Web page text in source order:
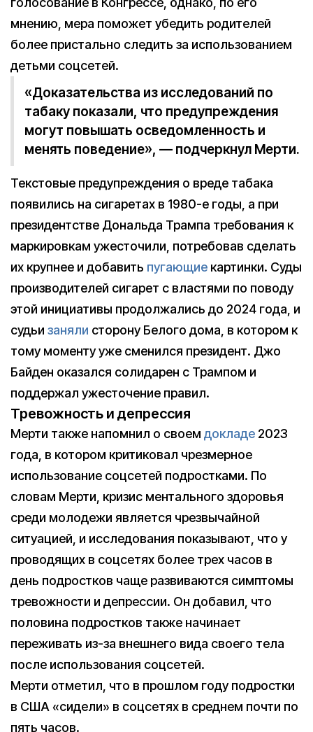
мнению, мера поможет убедить родителей
более пристально следить за использованием
детьми соцсетей.
«Доказательства из исследований по
табаку показали, что предупреждения
могут повышать осведомленность и
менять поведение», — подчеркнул Мерти.
Текстовые предупреждения о вреде табака
появились на сигаретах в 1980-е годы, а при
президентстве Дональда Трампа требования к
маркировкам ужесточили, потребовав сделать
их крупнее и добавить пугающие картинки. Суды
производителей сигарет с властями по поводу
этой инициативы продолжались до 2024 года, и
судьи заняли сторону Белого дома, в котором к
тому моменту уже сменился президент. Джо
Байден оказался солидарен с Трампом и
поддержал ужесточение правил.
Тревожность и депрессия
Мерти также напомнил о своем докладе 2023
года, в котором критиковал чрезмерное
использование соцсетей подростками. По
словам Мерти, кризис ментального здоровья
среди молодежи является чрезвычайной
ситуацией, и исследования показывают, что у
проводящих в соцсетях более трех часов в
день подростков чаще развиваются симптомы
тревожности и депрессии. Он добавил, что
половина подростков также начинает
переживать из-за внешнего вида своего тела
после использования соцсетей.
Мерти отметил, что в прошлом году подростки
в США «сидели» в соцсетях в среднем почти по
пять часов.